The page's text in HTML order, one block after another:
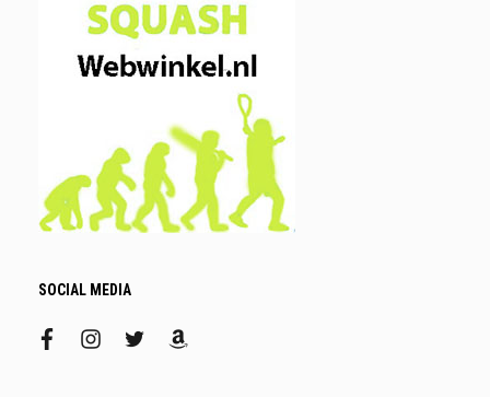
SOCIAL MEDIA
facebookinstagram
twitteramazon